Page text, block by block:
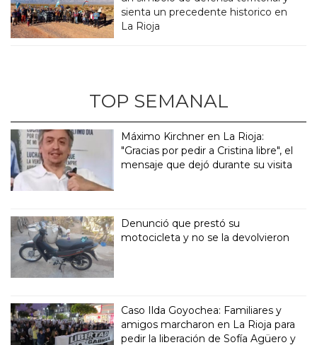
sienta un precedente historico en
La Rioja
TOP SEMANAL
Máximo Kirchner en La Rioja:
"Gracias por pedir a Cristina libre", el
mensaje que dejó durante su visita
Denunció que prestó su
motocicleta y no se la devolvieron
Caso Ilda Goyochea: Familiares y
amigos marcharon en La Rioja para
pedir la liberación de Sofía Agüero y